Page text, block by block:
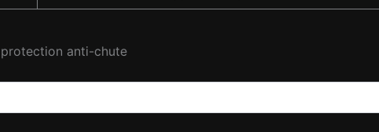
anti-chute